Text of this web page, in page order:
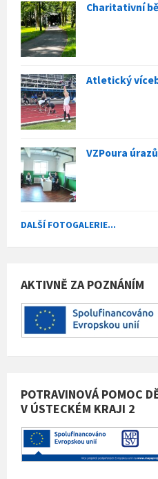
Charitativní
Atletický
VZPoura
DALŠÍ FOTOGALERIE...
AKTIVNĚ ZA POZNÁNÍM
POTRAVINOVÁ POMOC
V ÚSTECKÉM KRAJI 2